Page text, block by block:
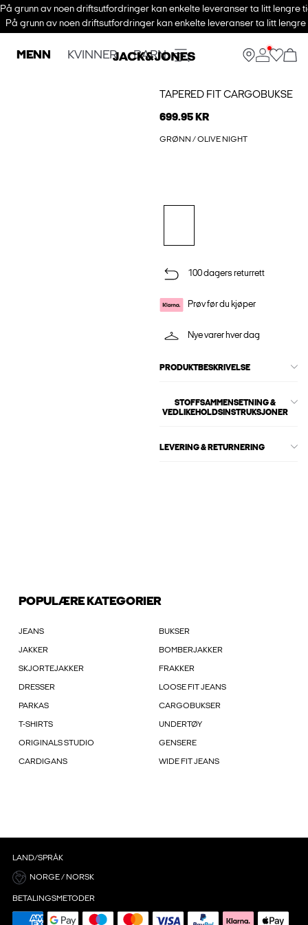
På grunn av noen driftsutfordringer kan enkelte leveranser ta litt lengre
På grunn av noen driftsutfordringer kan enkelte leveranser ta litt
MENN KVINNER BARN
TAPERED FIT CARGOBUKSE
699.95 KR
GRØNN / OLIVE NIGHT
100 dagers returrett
Prøv før du kjøper
Nye varer hver dag
PRODUKTBESKRIVELSE
STOFFSAMMENSETNING &
VEDLIKEHOLDSINSTRUKSJONER
LEVERING & RETURNERING
POPULÆRE KATEGORIER
JEANS BUKSER
JAKKER BOMBERJAKKER
SKJORTEJAKKER FRAKKER
DRESSER LOOSE FIT JEANS
PARKAS CARGOBUKSER
T-SHIRTS UNDERTØY
ORIGINALS STUDIO GENSERE
CARDIGANS WIDE FIT JEANS
LAND/SPRÅK
NORGE / NORSK
BETALINGSMETODER